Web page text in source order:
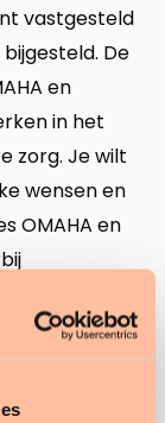
vastgesteld
De
en
in het
zorg. Je wilt
wensen en
OMAHA en